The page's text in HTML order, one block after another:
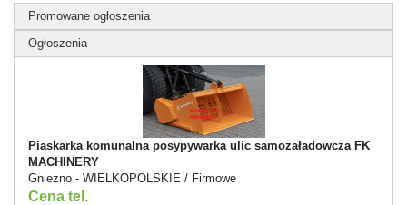
Promowane ogłoszenia
Ogłoszenia
Piaskarka komunalna posypywarka ulic samozaładowcza FK
MACHINERY
Gniezno - WIELKOPOLSKIE / Firmowe
Cena tel.